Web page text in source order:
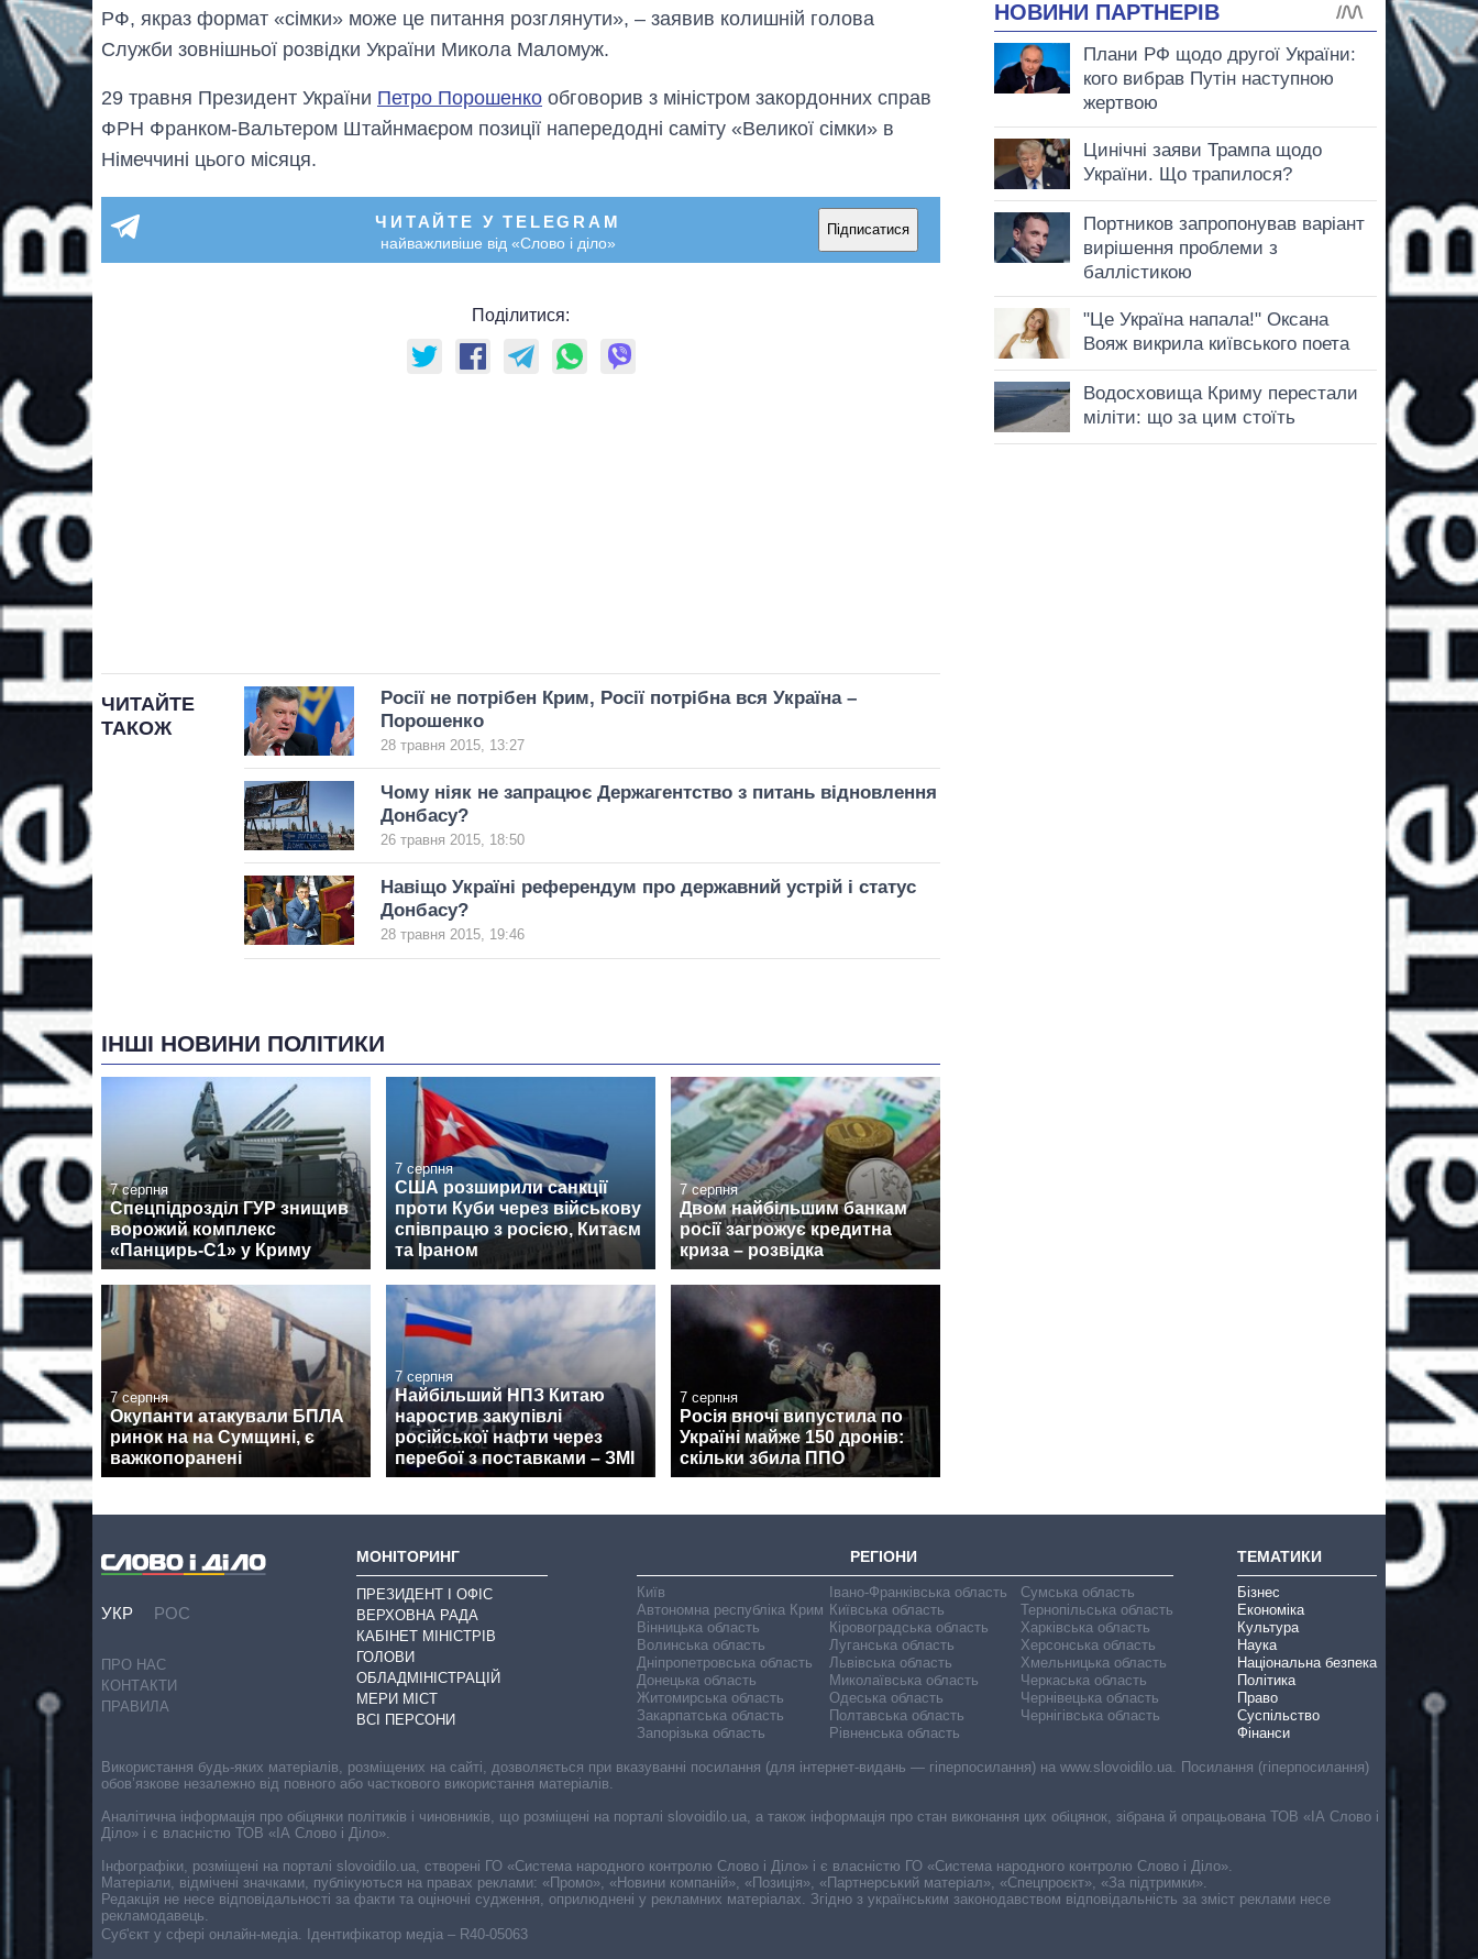
РФ, якраз формат «сімки» може це питання розглянути», – заявив колишній голова
Служби зовнішньої розвідки України Микола Маломуж.
29 травня Президент України Петро Порошенко обговорив з міністром закордонних справ
ФРН Франком-Вальтером Штайнмаєром позиції напередодні саміту «Великої сімки» в
Німеччині цього місяця.
ЧИТАЙТЕ У TELEGRAM
найважливіше від «Слово і діло»
Підписатися
Поділитися:
ЧИТАЙТЕ
ТАКОЖ
Росії не потрібен Крим, Росії потрібна вся Україна –
Порошенко
28 травня 2015, 13:27
Чому ніяк не запрацює Держагентство з питань відновлення
Донбасу?
26 травня 2015, 18:50
Навіщо Україні референдум про державний устрій і статус
Донбасу?
28 травня 2015, 19:46
ІНШІ НОВИНИ ПОЛІТИКИ
7 серпня
Спецпідрозділ ГУР знищив
ворожий комплекс
«Панцирь-С1» у Криму
7 серпня
США розширили санкції
проти Куби через військову
співпрацю з росією, Китаєм
та Іраном
7 серпня
Двом найбільшим банкам
росії загрожує кредитна
криза – розвідка
7 серпня
Окупанти атакували БПЛА
ринок на на Сумщині, є
важкопоранені
7 серпня
Найбільший НПЗ Китаю
наростив закупівлі
російської нафти через
перебої з поставками – ЗМІ
7 серпня
Росія вночі випустила по
Україні майже 150 дронів:
скільки збила ППО
УКР РОС
ПРО НАС
КОНТАКТИ
ПРАВИЛА
МОНІТОРИНГ
ПРЕЗИДЕНТ І ОФІС
ВЕРХОВНА РАДА
КАБІНЕТ МІНІСТРІВ
ГОЛОВИ
ОБЛАДМІНІСТРАЦІЙ
МЕРИ МІСТ
ВСІ ПЕРСОНИ
РЕГІОНИ
Київ
Автономна республіка Крим
Вінницька область
Волинська область
Дніпропетровська область
Донецька область
Житомирська область
Закарпатська область
Запорізька область
Івано-Франківська область
Київська область
Кіровоградська область
Луганська область
Львівська область
Миколаївська область
Одеська область
Полтавська область
Рівненська область
Сумська область
Тернопільська область
Харківська область
Херсонська область
Хмельницька область
Черкаська область
Чернівецька область
Чернігівська область
ТЕМАТИКИ
Бізнес
Економіка
Культура
Наука
Національна безпека
Політика
Право
Суспільство
Фінанси
Cуб'єкт у сфері онлайн-медіа. Ідентифікатор медіа – R40-05063
Використання будь-яких матеріалів, розміщених на сайті, дозволяється при вказуванні посилання (для інтернет-видань — гіперпосилання) на www.slovoidilo.ua. Посилання (гіперпосилання)
обов’язкове незалежно від повного або часткового використання матеріалів.
Аналітична інформація про обіцянки політиків і чиновників, що розміщені на порталі slovoidilo.ua, а також інформація про стан виконання цих обіцянок, зібрана й опрацьована ТОВ «ІА Слово і
Діло» і є власністю ТОВ «ІА Слово і Діло».
Інфографіки, розміщені на порталі slovoidilo.ua, створені ГО «Система народного контролю Слово і Діло» і є власністю ГО «Система народного контролю Слово і Діло».
Матеріали, відмічені значками, публікуються на правах реклами: «Промо», «Новини компаній», «Позиція», «Партнерський матеріал», «Спецпроєкт», «За підтримки».
Редакція не несе відповідальності за факти та оціночні судження, оприлюднені у рекламних матеріалах. Згідно з українським законодавством відповідальність за зміст реклами несе
рекламодавець.